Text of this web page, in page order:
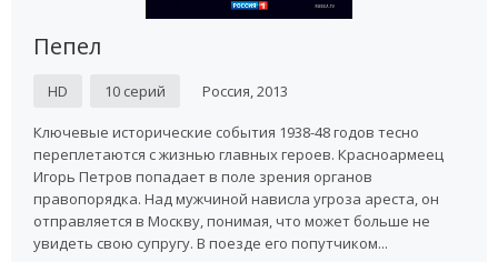
Пепел
HD 10 серий Россия, 2013
Ключевые исторические события 1938-48 годов тесно
переплетаются с жизнью главных героев. Красноармеец
Игорь Петров попадает в поле зрения органов
правопорядка. Над мужчиной нависла угроза ареста, он
отправляется в Москву, понимая, что может больше не
увидеть свою супругу. В поезде его попутчиком...